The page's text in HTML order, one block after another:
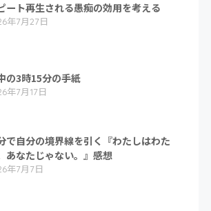
ート再生される愚痴の効用を考える
年7月27日
の3時15分の手紙
年7月17日
で自分の境界線を引く『わたしはわた
あなたじゃない。』感想
年7月7日